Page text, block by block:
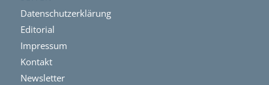
Datenschutzerklärung
Editorial
Impressum
Kontakt
Newsletter